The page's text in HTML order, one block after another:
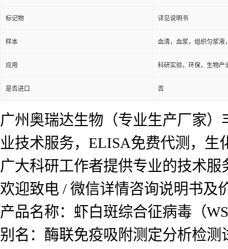
标记物 详见说明书
样本 血清，血浆，组织匀浆液
应用 科研实验，环保，生物产
是否进口 否
广州奥瑞达生物（专业生产厂家
业技术服务，ELISA免费代测，生
广大科研工作者提供专业的技术
欢迎致电 / 微信详情咨询说明书及
产品名称：虾白斑综合征病毒（
别名：酶联免疫吸附测定分析检测